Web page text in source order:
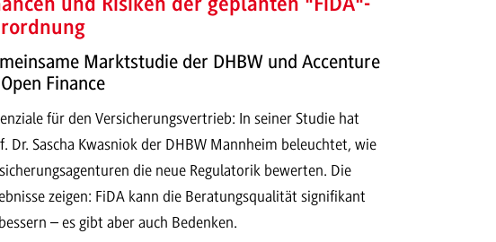
und Risiken der geplanten "FiDA"-
Marktstudie der DHBW und Accenture
Finance
für den Versicherungsvertrieb: In seiner Studie hat
Dr. Sascha Kwasniok der DHBW Mannheim beleuchtet, wie
die neue Regulatorik bewerten. Die
zeigen: FiDA kann die Beratungsqualität signifikant
– es gibt aber auch Bedenken.